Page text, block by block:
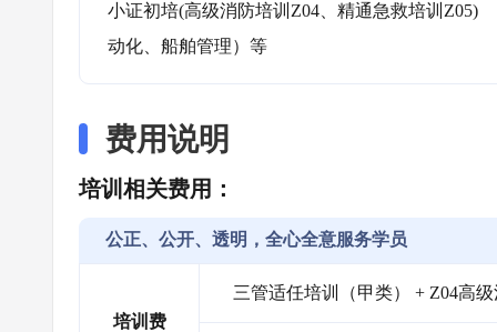
小证初培(高级消防培训Z04、精通急救培训Z05)
动化、船舶管理）等
费用说明
培训相关费用：
公正、公开、透明，全心全意服务学员
培训费
三管适任培训（甲类） + Z04高